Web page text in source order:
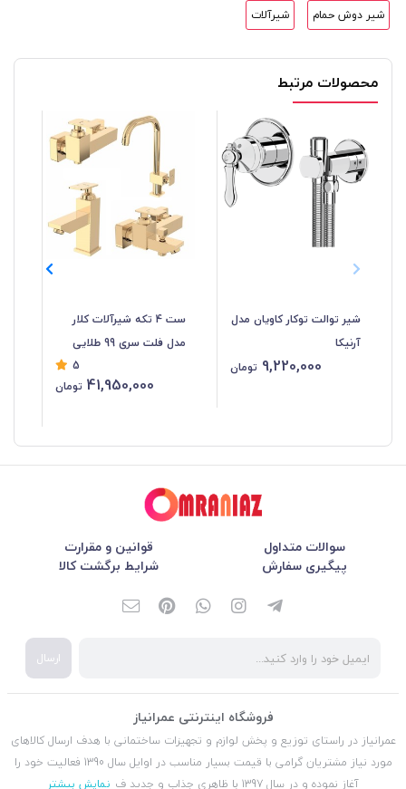
شیر دوش حمام شیرآلات
محصولات مرتبط
شیر توالت توکار کاویان مدل
آرنیکا
9,220,000 تومان
ست 4 تکه شیرآلات کلار
مدل فلت سری 99 طلایی
5
41,950,000 تومان
سوالات متداول
قوانین و مقرارت
پیگیری سفارش
شرایط برگشت کالا
ارسال
فروشگاه اینترنتی عمرانیاز
عمرانیاز در راستای توزیع و پخش لوازم و تجهیزات ساختمانی با هدف ارسال کالاهای
مورد نیاز مشتریان گرامی با قیمت بسیار مناسب در اوایل سال 1390 فعالیت خود را
آغاز نموده و در سال 1397 با ظاهری جذاب و جدید ف
نمایش بیشتر